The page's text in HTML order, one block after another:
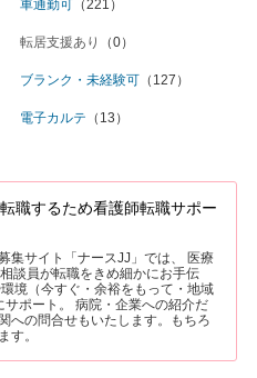
車通勤可 （221）
転居支援あり （0）
ブランク・未経験可 （127）
電子カルテ （13）
職するため看護師転職サポー
集サイト「ナースJJ」では、 医療
談員が転職をきめ細かにお手伝
境（今すぐ・余裕をもって・地域
ポート。 病院・企業への紹介だ
への問合せもいたします。もちろ
す。